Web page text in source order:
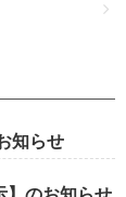
知らせ